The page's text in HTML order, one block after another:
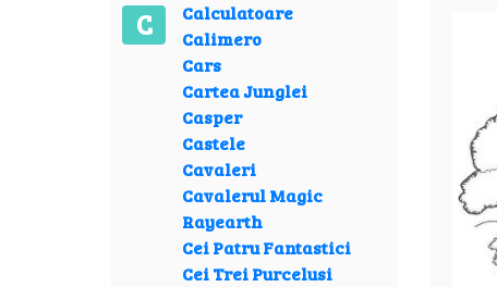
C
Calculatoare
Calimero
Cars
Cartea Junglei
Casper
Castele
Cavaleri
Cavalerul Magic
Rayearth
Cei Patru Fantastici
Cei Trei Purcelusi